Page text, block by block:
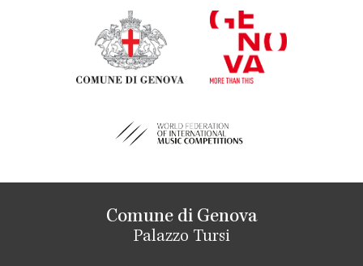
Comune di Genova
Palazzo Tursi